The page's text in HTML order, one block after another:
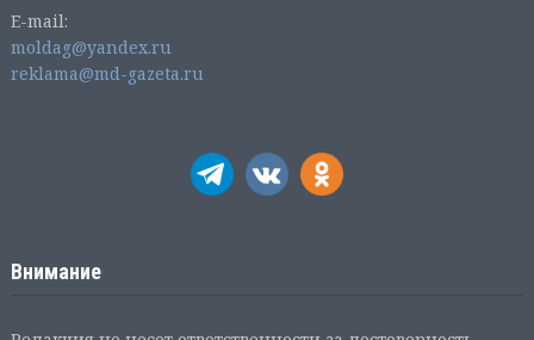
E-mail:
moldag@yandex.ru
reklama@md-gazeta.ru
Внимание